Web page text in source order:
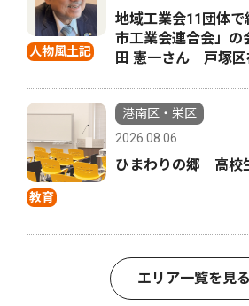
人物風土記
地域工業会11団体
市工業会連合会」
田 憲一さん 戸塚
教育
港南区・栄区
2026.08.06
ひまわりの郷 高校
エリア一覧を見る